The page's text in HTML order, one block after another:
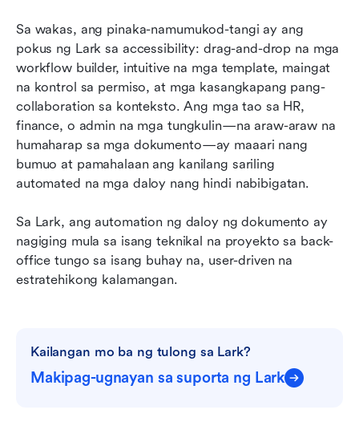
Sa wakas, ang pinaka-namumukod-tangi ay ang
pokus ng Lark sa accessibility: drag-and-drop na mga
workflow builder, intuitive na mga template, maingat
na kontrol sa permiso, at mga kasangkapang pang-
collaboration sa konteksto. Ang mga tao sa HR,
finance, o admin na mga tungkulin—na araw-araw na
humaharap sa mga dokumento—ay maaari nang
bumuo at pamahalaan ang kanilang sariling
automated na mga daloy nang hindi nabibigatan.
Sa Lark, ang automation ng daloy ng dokumento ay
nagiging mula sa isang teknikal na proyekto sa back-
office tungo sa isang buhay na, user-driven na
estratehikong kalamangan.
Kailangan mo ba ng tulong sa Lark?
Makipag-ugnayan sa suporta ng Lark